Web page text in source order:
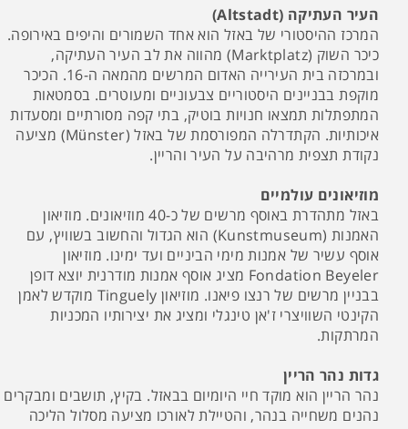
העיר העתיקה (Altstadt)
המרכז ההיסטורי של באזל הוא אחד השמורים והיפים באירופה.
כיכר השוק (Marktplatz) מהווה את לב העיר העתיקה,
ובמרכזה בית העירייה האדום המרשים מהמאה ה-16. הכיכר
מוקפת בבניינים היסטוריים צבעוניים ומעוטרים. בסמטאות
המתפתלות תמצאו חנויות בוטיק, בתי קפה מסורתיים ומסעדות
איכותיות. הקתדרלה המפורסמת של באזל (Münster) מציעה
נקודת תצפית מרהיבה על העיר והריין.
מוזיאונים עולמיים
באזל מתהדרת באוסף מרשים של כ-40 מוזיאונים. מוזיאון
האמנות (Kunstmuseum) הוא הגדול והחשוב בשוויץ, עם
אוסף עשיר של אמנות מימי הביניים ועד ימינו. מוזיאון
Fondation Beyeler מציג אוסף אמנות מודרנית יוצא דופן
בבניין מרשים של רנצו פיאנו. מוזיאון Tinguely מוקדש לאמן
הקינטי השוויצרי ז'אן טינגלי ומציג את יצירותיו המכניות
המרתקות.
גדות נהר הריין
נהר הריין הוא מוקד חיי היומיום בבאזל. בקיץ, תושבים ומבקרים
נהנים משחייה בנהר, והטיילת לאורכו מציעה מסלול הליכה